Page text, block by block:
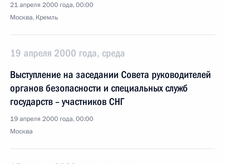
21 апреля 2000 года, 00:00
Москва, Кремль
19 апреля 2000 года, среда
Выступление на заседании Совета руководителей
органов безопасности и специальных служб
государств – участников СНГ
19 апреля 2000 года, 00:00
Москва